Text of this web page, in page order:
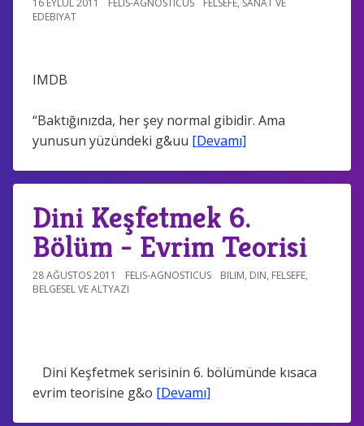
16 EYLÜL 2011 FELIS-AGNOSTICUS FELSEFE, SANAT VE
EDEBIYAT
IMDB
“Baktığınızda, her şey normal gibidir. Ama
yunusun yüzündeki g&uu [Devamı]
Dini Keşfetmek 6.
Bölüm - Evrim Teorisi
28 AĞUSTOS 2011 FELIS-AGNOSTICUS BILIM, DIN, FELSEFE,
BELGESEL VE ALTYAZI
Dini Keşfetmek serisinin 6. bölümünde kısaca
evrim teorisine g&o [Devamı]